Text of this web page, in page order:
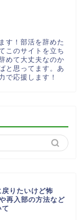
す！部活を辞めた
このサイトを立ち
めて大丈夫なのか
と思ってます。あ
で応援します！
りたいけど怖
再入部の方法など